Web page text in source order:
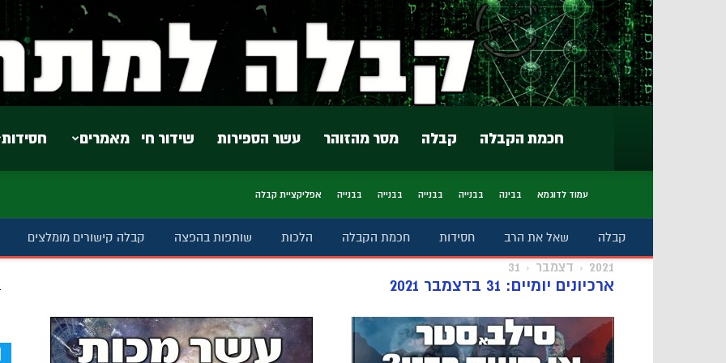
חסידות מאמרים שידור חי עשר הספירות מסר מהזוהר קבלה חכמת הקבלה
עמוד לדוגמא בבינה בבנייה בבנייה בבנייה בבנייה אפליקציית קבלה
קבלה שאל את הרב חסידות חכמת הקבלה הלכות שותפות בהפצה קבלה קישורים מומלצים
2021 דצמבר 31
ארכיונים יומיים: 31 בדצמבר 2021